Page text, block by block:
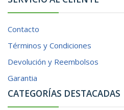
Contacto
Términos y Condiciones
Devolución y Reembolsos
Garantia
CATEGORÍAS DESTACADAS